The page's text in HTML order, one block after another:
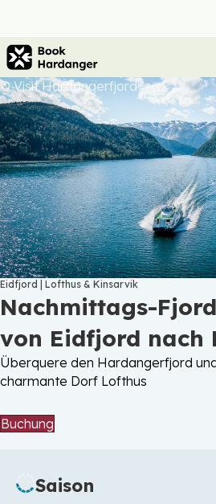
© Visit Hardangerfjord
Eidfjord Lofthus & Kinsarvik
Nachmittags-
von Eidfjord nach
Überquere den Hardangerfjord
charmante Dorf Lofthus
Buchung
Saison